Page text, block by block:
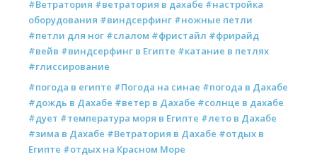
#Ветратория #ветратория в дахабе #настройка
оборудования #виндсерфинг #ножные петли
#петли для ног #слалом #фристайл #фрирайд
#вейв #виндсерфинг в Египте #катание в петлях
#глиссирование
#погода в египте #Погода на синае #погода в Дахабе
#дождь в Дахабе #ветер в Дахабе #солнце в дахабе
#дует #температура моря в Египте #лето в Дахабе
#зима в Дахабе #Ветратория в Дахабе #отдых в
Египте #отдых на Красном Море